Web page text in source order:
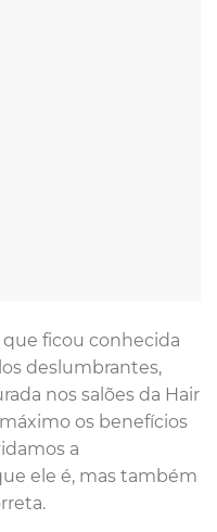
que ficou conhecida
deslumbrantes,
nos salões da Hair
os benefícios
a
ele é, mas também